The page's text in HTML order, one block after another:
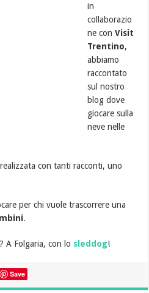
in
collaborazio
ne conVisit
Trentino,
abbiamo
raccontato
sul nostro
blog dove
giocare sulla
neve nelle
con tanti racconti, uno
per chi vuole trascorrere una
.
A Folgaria, con lo sleddog!
Save